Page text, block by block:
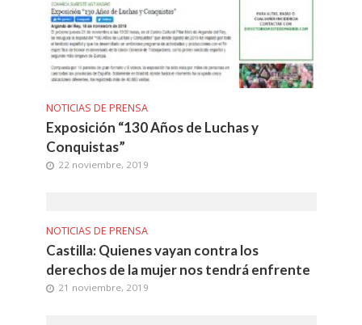
NOTICIAS DE PRENSA
Exposición “130 Años de Luchas y
Conquistas”
22 noviembre, 2019
NOTICIAS DE PRENSA
Castilla: Quienes vayan contra los
derechos de la mujer nos tendrá enfrente
21 noviembre, 2019